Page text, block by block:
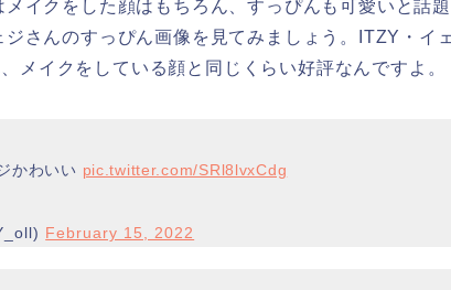
メイクをした顔はもちろん、すっぴんも可愛いと話
さんのすっぴん画像を見てみましょう。ITZY・イ
メイクをしている顔と同じくらい好評なんですよ。
かわいい pic.twitter.com/SRl8lvxCdg
February 15, 2022